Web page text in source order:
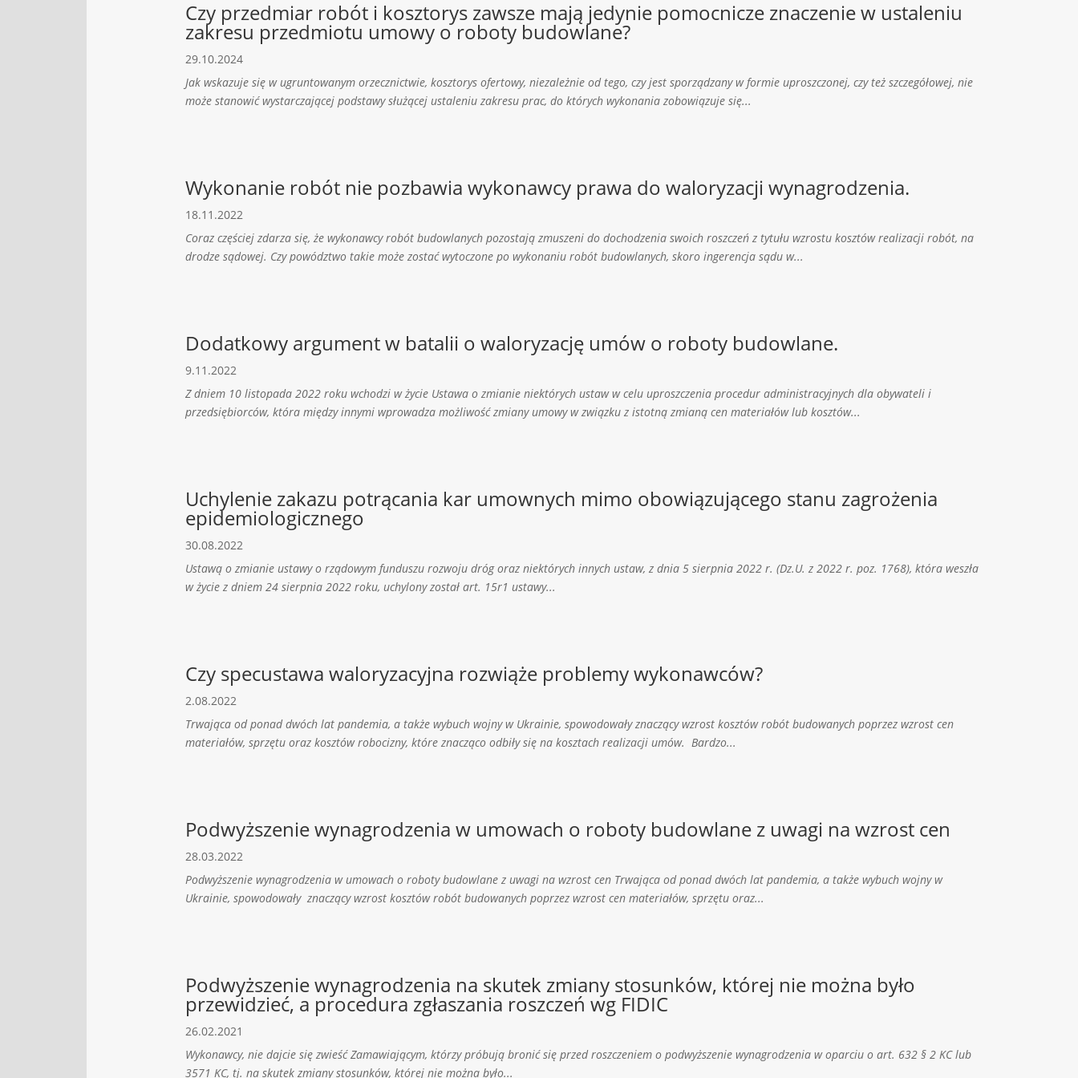
Czy przedmiar robót i kosztorys zawsze mają jedynie pomocnicze znaczenie w ustaleniu
zakresu przedmiotu umowy o roboty budowlane?
29.10.2024
Jak wskazuje się w ugruntowanym orzecznictwie, kosztorys ofertowy, niezależnie od tego, czy jest sporządzany w formie uproszczonej, czy też szczegółowej, nie
może stanowić wystarczającej podstawy służącej ustaleniu zakresu prac, do których wykonania zobowiązuje się...
Wykonanie robót nie pozbawia wykonawcy prawa do waloryzacji wynagrodzenia.
18.11.2022
Coraz częściej zdarza się, że wykonawcy robót budowlanych pozostają zmuszeni do dochodzenia swoich roszczeń z tytułu wzrostu kosztów realizacji robót, na
drodze sądowej. Czy powództwo takie może zostać wytoczone po wykonaniu robót budowlanych, skoro ingerencja sądu w...
Dodatkowy argument w batalii o waloryzację umów o roboty budowlane.
9.11.2022
Z dniem 10 listopada 2022 roku wchodzi w życie Ustawa o zmianie niektórych ustaw w celu uproszczenia procedur administracyjnych dla obywateli i
przedsiębiorców, która między innymi wprowadza możliwość zmiany umowy w związku z istotną zmianą cen materiałów lub kosztów...
Uchylenie zakazu potrącania kar umownych mimo obowiązującego stanu zagrożenia
epidemiologicznego
30.08.2022
Ustawą o zmianie ustawy o rządowym funduszu rozwoju dróg oraz niektórych innych ustaw, z dnia 5 sierpnia 2022 r. (Dz.U. z 2022 r. poz. 1768), która weszła
w życie z dniem 24 sierpnia 2022 roku, uchylony został art. 15r1 ustawy...
Czy specustawa waloryzacyjna rozwiąże problemy wykonawców?
2.08.2022
Trwająca od ponad dwóch lat pandemia, a także wybuch wojny w Ukrainie, spowodowały znaczący wzrost kosztów robót budowanych poprzez wzrost cen
materiałów, sprzętu oraz kosztów robocizny, które znacząco odbiły się na kosztach realizacji umów. Bardzo...
Podwyższenie wynagrodzenia w umowach o roboty budowlane z uwagi na wzrost cen
28.03.2022
Podwyższenie wynagrodzenia w umowach o roboty budowlane z uwagi na wzrost cen Trwająca od ponad dwóch lat pandemia, a także wybuch wojny w
Ukrainie, spowodowały znaczący wzrost kosztów robót budowanych poprzez wzrost cen materiałów, sprzętu oraz...
Podwyższenie wynagrodzenia na skutek zmiany stosunków, której nie można było
przewidzieć, a procedura zgłaszania roszczeń wg FIDIC
26.02.2021
Wykonawcy, nie dajcie się zwieść Zamawiającym, którzy próbują bronić się przed roszczeniem o podwyższenie wynagrodzenia w oparciu o art. 632 § 2 KC lub
3571 KC, tj. na skutek zmiany stosunków, której nie można było...